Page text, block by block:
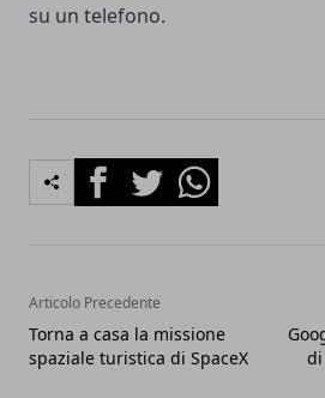
su un telefono.
FacebookTwitterWhatsapp
Articolo Precedente
Torna a casa la missione
spaziale turistica di SpaceX